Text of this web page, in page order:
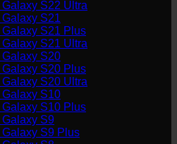
S22 Ultra
S21
S21 Plus
S21 Ultra
S20
S20 Plus
S20 Ultra
S10
S10 Plus
S9
S9 Plus